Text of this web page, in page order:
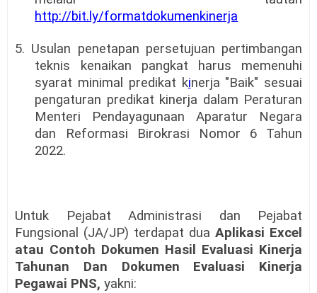
http://bit.ly/formatdokumenkinerja
5. Usulan penetapan persetujuan pertimbangan
teknis kenaikan pangkat harus memenuhi
syarat minimal predikat kinerja "Baik" sesuai
pengaturan predikat kinerja dalam Peraturan
Menteri Pendayagunaan Aparatur Negara
dan Reformasi Birokrasi Nomor 6 Tahun
2022.
Untuk Pejabat Administrasi dan Pejabat
Fungsional (JA/JP) terdapat dua Aplikasi Excel
atau Contoh Dokumen Hasil Evaluasi Kinerja
Tahunan Dan Dokumen Evaluasi Kinerja
Pegawai PNS, yakni: